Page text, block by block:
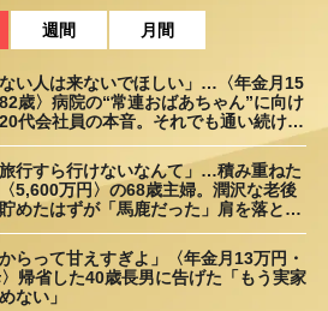
週間 月間
ない人は来ないでほしい」…〈年金月15
歳〉病院の“常連おばあちゃん”に向け
代会社員の本音。それでも通い続ける
旅行すら行けないなんて」…積み重ねた
5,600万円〉の68歳主婦。潤沢な老後
めたはずが「馬鹿だった」肩を落とす
からって甘えすぎよ」〈年金月13万円・
帰省した40歳長男に告げた「もう実家
ない」